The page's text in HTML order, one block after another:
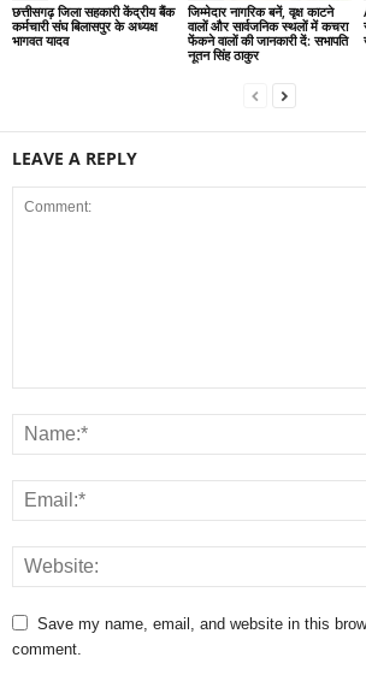
छत्तीसगढ़ जिला सहकारी केंद्रीय बैंक
कर्मचारी संघ बिलासपुर के अध्यक्ष
भागवत यादव
जिम्मेदार नागरिक बनें, वृक्ष काटने
वालों और सार्वजनिक स्थलों में कचरा
फेंकने वालों की जानकारी दें: सभापति
नूतन सिंह ठाकुर
LEAVE A REPLY
Save my name, email, and website in this
comment.